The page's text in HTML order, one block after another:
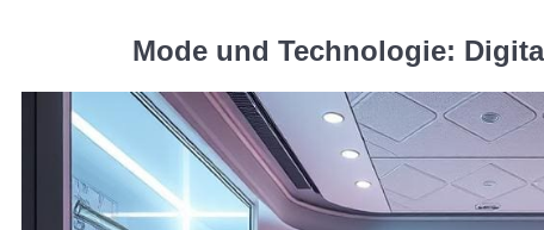
Mode und Technologie: